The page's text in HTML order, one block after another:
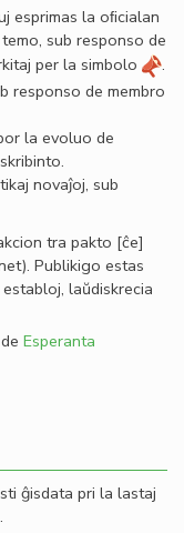
esprimas la oﬁcialan
sub responso de
per la simbolo
.
responso de membro
la evoluo de
novaĵoj, sub
tra pakto [ĉe]
. Publikigo estas
laŭdiskrecia
Esperanta
ĝisdata pri la lastaj
.